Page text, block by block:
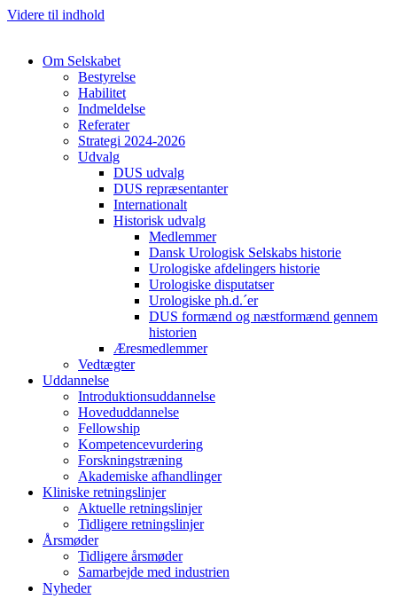
Videre til indhold
Om Selskabet
Bestyrelse
Habilitet
Indmeldelse
Referater
Strategi 2024-2026
Udvalg
DUS udvalg
DUS repræsentanter
Internationalt
Historisk udvalg
Medlemmer
Dansk Urologisk Selskabs historie
Urologiske afdelingers historie
Urologiske disputatser
Urologiske ph.d.´er
DUS formænd og næstformænd gennem
historien
Æresmedlemmer
Vedtægter
Uddannelse
Introduktionsuddannelse
Hoveduddannelse
Fellowship
Kompetencevurdering
Forskningstræning
Akademiske afhandlinger
Kliniske retningslinjer
Aktuelle retningslinjer
Tidligere retningslinjer
Årsmøder
Tidligere årsmøder
Samarbejde med industrien
Nyheder